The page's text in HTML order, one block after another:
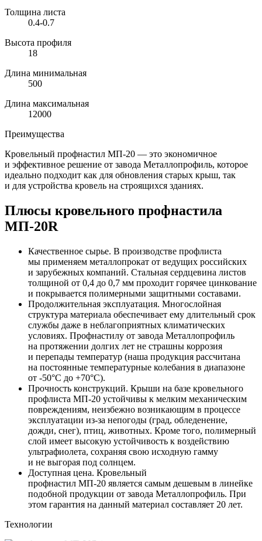
Толщина листа
0.4-0.7
Высота профиля
18
Длина минимальная
500
Длина максимальная
12000
Преимущества
Кровельный профнастил МП-20 — это экономичное
и эффективное решение от завода Металлопрофиль, которое
идеально подходит как для обновления старых крыш, так
и для устройства кровель на строящихся зданиях.
Плюсы кровельного профнастила
МП-20R
Качественное сырье. В производстве профлиста
мы применяем металлопрокат от ведущих российских
и зарубежных компаний. Стальная сердцевина листов
толщиной от 0,4 до 0,7 мм проходит горячее цинкование
и покрывается полимерными защитными составами.
Продолжительная эксплуатация. Многослойная
структура материала обеспечивает ему длительный срок
службы даже в неблагоприятных климатических
условиях. Профнастилу от завода Металлопрофиль
на протяжении долгих лет не страшны коррозия
и перепады температур (наша продукция рассчитана
на постоянные температурные колебания в диапазоне
от -50°C до +70°C).
Прочность конструкций. Крыши на базе кровельного
профлиста МП-20 устойчивы к мелким механическим
повреждениям, неизбежно возникающим в процессе
эксплуатации из-за непогоды (град, обледенение,
дожди, снег), птиц, животных. Кроме того, полимерный
слой имеет высокую устойчивость к воздействию
ультрафиолета, сохраняя свою исходную гамму
и не выгорая под солнцем.
Доступная цена. Кровельный
профнастил МП-20 является самым дешевым в линейке
подобной продукции от завода Металлопрофиль. При
этом гарантия на данный материал составляет 20 лет.
Технологии